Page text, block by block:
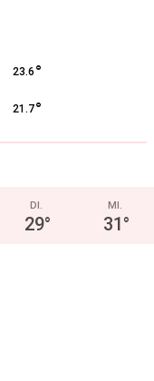
23.6 °
21.7°
DI.
29°
MI.
31°